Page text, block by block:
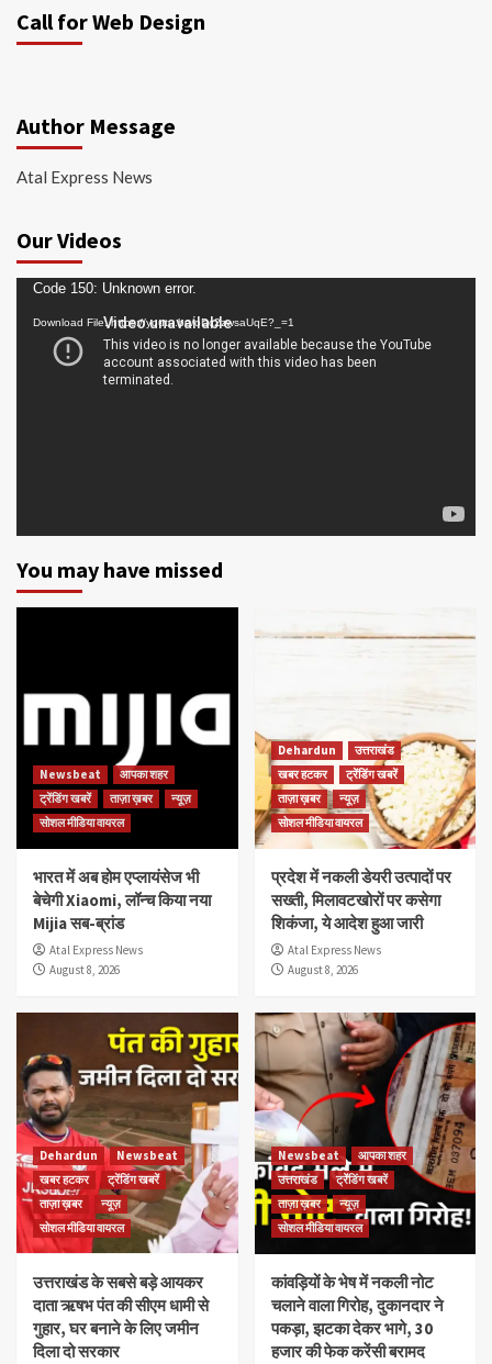
Call for Web Design
Author Message
Atal Express News
Our Videos
Video
Player
Code 150: Unknown error.
Download File: https://youtu.be/oDc2zwsaUqE?_=1
You may have missed
Newsbeat
आपका शहर
ट्रेंडिंग खबरें
ताज़ा ख़बर
न्यूज़
सोशल मीडिया वायरल
भारत में अब होम एप्लायंसेज भी
बेचेगी Xiaomi, लॉन्च किया नया
Mijia सब-ब्रांड
Atal Express News
August 8, 2026
Dehardun
उत्तराखंड
खबर हटकर
ट्रेंडिंग खबरें
ताज़ा ख़बर
न्यूज़
सोशल मीडिया वायरल
प्रदेश में नकली डेयरी उत्पादों पर
सख्ती, मिलावटखोरों पर कसेगा
शिकंजा, ये आदेश हुआ जारी
Atal Express News
August 8, 2026
Dehardun
Newsbeat
खबर हटकर
ट्रेंडिंग खबरें
ताज़ा ख़बर
न्यूज़
सोशल मीडिया वायरल
उत्तराखंड के सबसे बड़े आयकर
दाता ऋषभ पंत की सीएम धामी से
गुहार, घर बनाने के लिए जमीन
दिला दो सरकार
Newsbeat
आपका शहर
उत्तराखंड
ट्रेंडिंग खबरें
ताज़ा ख़बर
न्यूज़
सोशल मीडिया वायरल
कांवड़ियों के भेष में नकली नोट
चलाने वाला गिरोह, दुकानदार ने
पकड़ा, झटका देकर भागे, 30
हजार की फेक करेंसी बरामद